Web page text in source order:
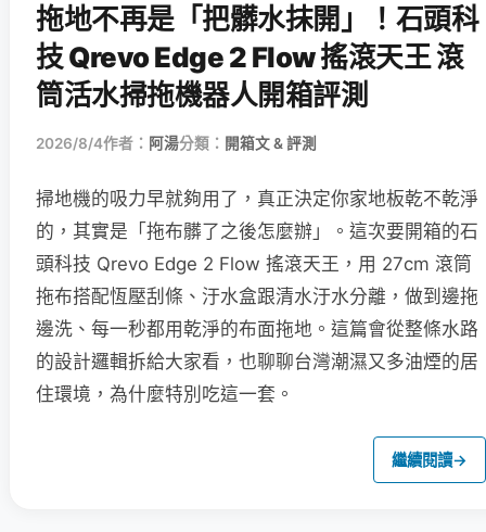
拖地不再是「把髒水抹開」！石頭科
技 Qrevo Edge 2 Flow 搖滾天王 滾
筒活水掃拖機器人開箱評測
2026/8/4作者： 阿湯分類： 開箱文 & 評測
掃地機的吸力早就夠用了，真正決定你家地板乾不乾淨
的，其實是「拖布髒了之後怎麼辦」。這次要開箱的石
頭科技 Qrevo Edge 2 Flow 搖滾天王，用 27cm 滾筒
拖布搭配恆壓刮條、汙水盒跟清水汙水分離，做到邊拖
邊洗、每一秒都用乾淨的布面拖地。這篇會從整條水路
的設計邏輯拆給大家看，也聊聊台灣潮濕又多油煙的居
住環境，為什麼特別吃這一套。
繼續閱讀→